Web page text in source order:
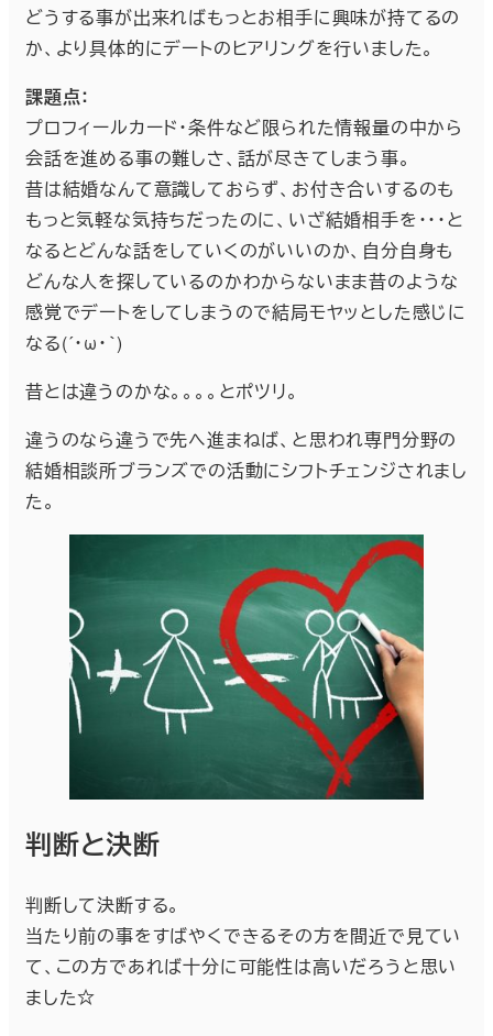
どうする事が出来ればもっとお相手に興味が持てるの
か、より具体的にデートのヒアリングを行いました。
課題点：
プロフィールカード・条件など限られた情報量の中から
会話を進める事の難しさ、話が尽きてしまう事。
昔は結婚なんて意識しておらず、お付き合いするのも
もっと気軽な気持ちだったのに、いざ結婚相手を・・・と
なるとどんな話をしていくのがいいのか、自分自身も
どんな人を探しているのかわからないまま昔のような
感覚でデートをしてしまうので結局モヤッとした感じに
なる(´・ω・｀)
昔とは違うのかな。。。。とポツリ。
違うのなら違うで先へ進まねば、と思われ専門分野の
結婚相談所ブランズでの活動にシフトチェンジされまし
た。
判断と決断
判断して決断する。
当たり前の事をすばやくできるその方を間近で見てい
て、この方であれば十分に可能性は高いだろうと思い
ました☆